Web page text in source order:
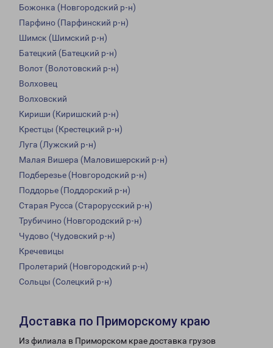
Божонка (Новгородский р-н)
Парфино (Парфинский р-н)
Шимск (Шимский р-н)
Батецкий (Батецкий р-н)
Волот (Волотовский р-н)
Волховец
Волховский
Кириши (Киришский р-н)
Крестцы (Крестецкий р-н)
Луга (Лужский р-н)
Малая Вишера (Маловишерский р-н)
Подберезье (Новгородский р-н)
Поддорье (Поддорский р-н)
Старая Русса (Старорусский р-н)
Трубичино (Новгородский р-н)
Чудово (Чудовский р-н)
Кречевицы
Пролетарий (Новгородский р-н)
Сольцы (Солецкий р-н)
Доставка по Приморскому краю
Из филиала в Приморском крае доставка грузов